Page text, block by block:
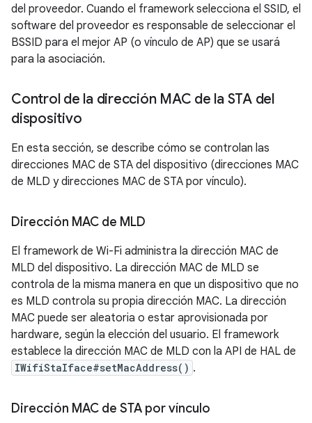
del proveedor. Cuando el framework selecciona el SSID, el
software del proveedor es responsable de seleccionar el
BSSID para el mejor AP (o vínculo de AP) que se usará
para la asociación.
Control de la dirección MAC de la STA del
dispositivo
En esta sección, se describe cómo se controlan las
direcciones MAC de STA del dispositivo (direcciones MAC
de MLD y direcciones MAC de STA por vínculo).
Dirección MAC de MLD
El framework de Wi-Fi administra la dirección MAC de
MLD del dispositivo. La dirección MAC de MLD se
controla de la misma manera en que un dispositivo que no
es MLD controla su propia dirección MAC. La dirección
MAC puede ser aleatoria o estar aprovisionada por
hardware, según la elección del usuario. El framework
establece la dirección MAC de MLD con la API de HAL de
IWifiStaIface#setMacAddress() .
Dirección MAC de STA por vínculo